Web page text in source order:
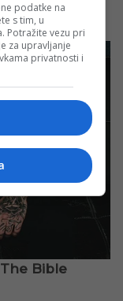
podatke na
s tim, u
Potražite vezu pri
za upravljanje
privatnosti i